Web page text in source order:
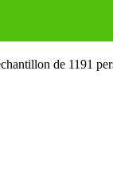
de 1191